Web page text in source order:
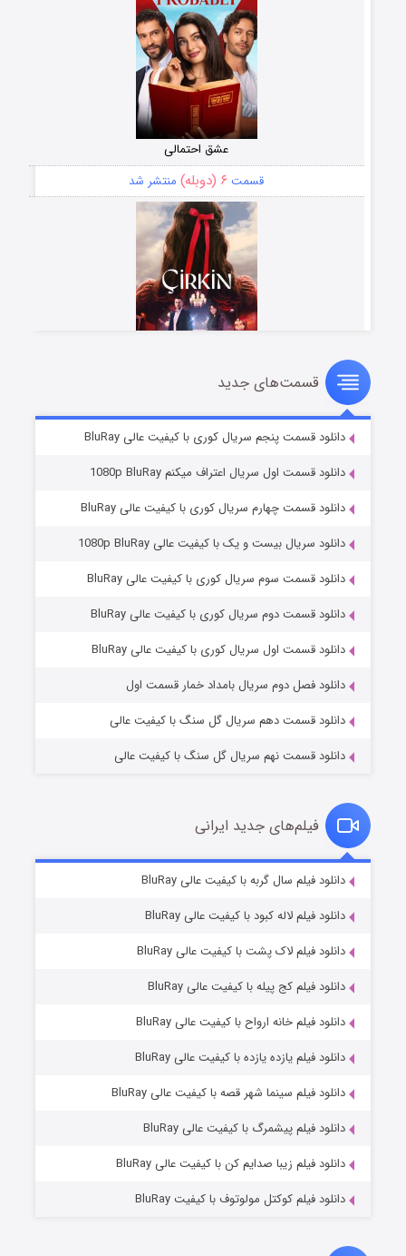
عشق احتمالی
قسمت ۶ (دوبله) منتشر شد
سریال زشت
قسمت۵ (زیرنویس) منتشر شد
وستی ها
قسمت۱ (زیرنویس) منتشر شد
قسمت۶ (زیرنویس) منتشر شد
قسمت‌های جدید
دانلود قسمت پنجم سریال کوری با کیفیت عالی BluRay
دانلود قسمت اول سریال اعتراف میکنم 1080p BluRay
دانلود قسمت چهارم سریال کوری با کیفیت عالی BluRay
دانلود سریال بیست و یک با کیفیت عالی 1080p BluRay
دانلود قسمت سوم سریال کوری با کیفیت عالی BluRay
دانلود قسمت دوم سریال کوری با کیفیت عالی BluRay
دانلود قسمت اول سریال کوری با کیفیت عالی BluRay
دانلود فصل دوم سریال بامداد خمار قسمت اول
دانلود قسمت دهم سریال گل سنگ با کیفیت عالی
دانلود قسمت نهم سریال گل سنگ با کیفیت عالی
فیلم‌های جدید ایرانی
دانلود فیلم سال گربه با کیفیت عالی BluRay
دانلود فیلم لاله کبود با کیفیت عالی BluRay
دانلود فیلم لاک پشت با کیفیت عالی BluRay
دانلود فیلم کج‌ پیله با کیفیت عالی BluRay
دانلود فیلم خانه ارواح با کیفیت عالی BluRay
دانلود فیلم یازده یازده با کیفیت عالی BluRay
دانلود فیلم سینما شهر قصه با کیفیت عالی BluRay
دانلود فیلم پیشمرگ با کیفیت عالی BluRay
دانلود فیلم زیبا صدایم کن با کیفیت عالی BluRay
دانلود فیلم کوکتل مولوتوف با کیفیت BluRay